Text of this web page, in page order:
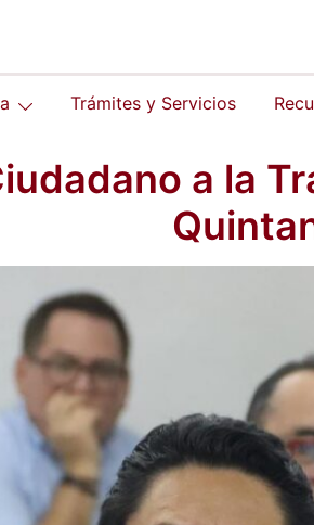
Trámites y Servicios
a la